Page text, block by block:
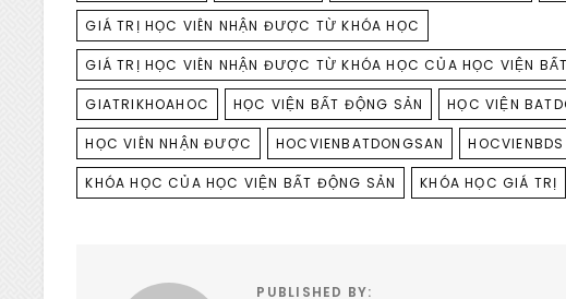
GIÁ TRỊ HỌC VIÊN NHẬN ĐƯỢC TỪ KHÓA HỌC
GIÁ TRỊ HỌC VIÊN NHẬN ĐƯỢC TỪ KHÓA HỌC CỦA HỌC VIỆN
GIATRIKHOAHOC HỌC VIỆN BẤT ĐỘNG SẢN HỌC VIỆN
HỌC VIÊN NHẬN ĐƯỢC HOCVIENBATDONGSAN HOCVIENBDS
KHÓA HỌC CỦA HỌC VIỆN BẤT ĐỘNG SẢN KHÓA HỌC GIÁ TRỊ
PUBLISHED BY: